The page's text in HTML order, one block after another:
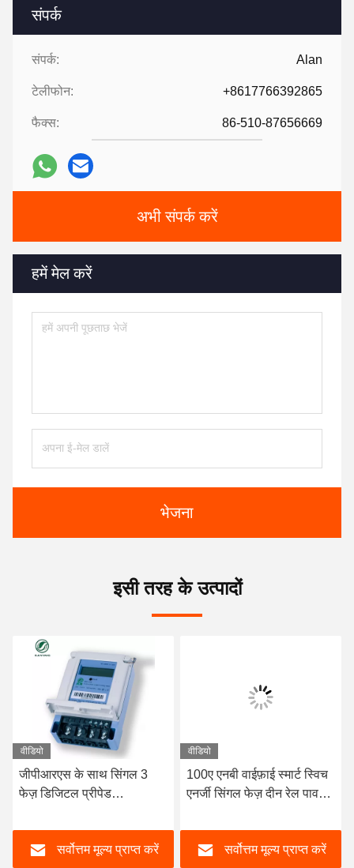
संपर्क
संपर्क: Alan
टेलीफोन: +8617766392865
फैक्स: 86-510-87656669
अभी संपर्क करें
हमें मेल करें
भेजना
इसी तरह के उत्पादों
वीडियो
जीपीआरएस के साथ सिंगल 3
फेज़ डिजिटल प्रीपेड
एलसीडी डिस्प्ले
सर्वोत्तम मूल्य प्राप्त करें
वीडियो
100ए एनबी वाईफ़ाई स्मार्ट स्विच
एनर्जी सिंगल फेज़ दीन रेल पावर
सर्वोत्तम मूल्य प्राप्त करें